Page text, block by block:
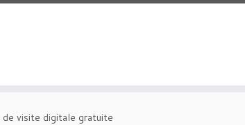
de visite digitale gratuite